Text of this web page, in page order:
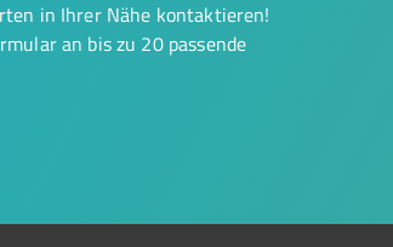
in Ihrer Nähe kontaktieren!
an bis zu 20 passende